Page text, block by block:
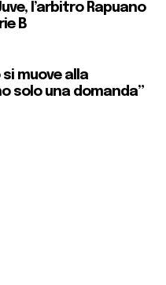
l’arbitro Rapuano
B
si muove alla
solo una domanda”